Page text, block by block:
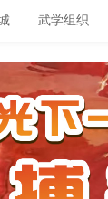
武学组织